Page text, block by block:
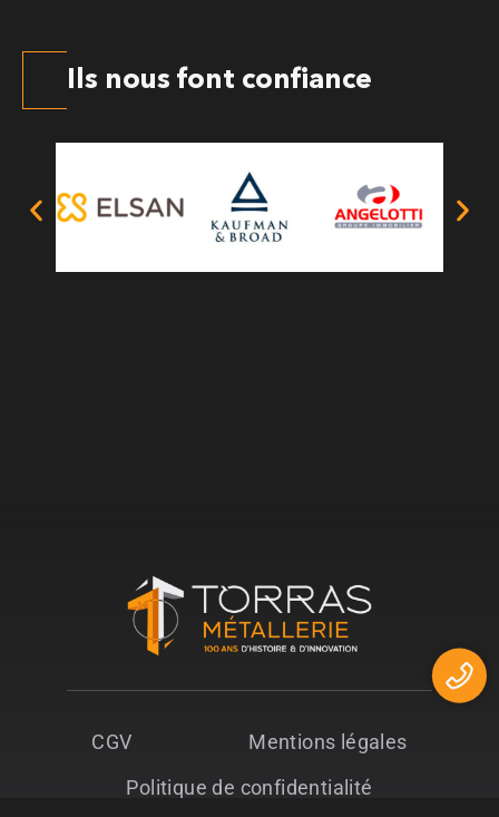
Ils nous font confiance
CGV
Mentions légales
Politique de confidentialité